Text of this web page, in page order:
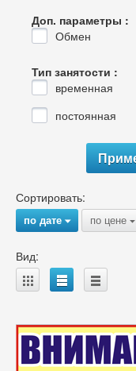
Доп. параметры :
Обмен
Тип занятости :
временная
постоянная
Сортировать:
по дате{ по цене {
Вид:
A B C